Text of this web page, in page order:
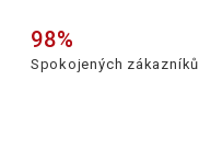
98%
Spokojených zákazníků